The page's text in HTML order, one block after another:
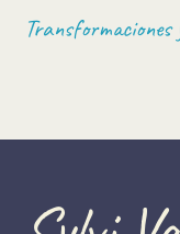
Transformaciones